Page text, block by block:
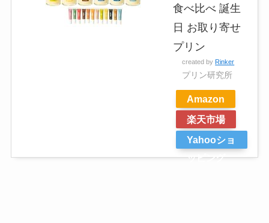
食べ比べ 誕生
日 お取り寄せ
プリン
created by Rinker
プリン研究所
Amazon
楽天市場
Yahooショ
ッピング